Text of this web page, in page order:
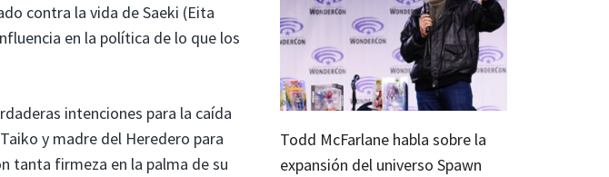
contra la vida de Saeki (Eita
en la política de lo que los
intenciones para la caída
y madre del Heredero para
tanta firmeza en la palma de su
Todd McFarlane habla sobre la
expansión del universo Spawn